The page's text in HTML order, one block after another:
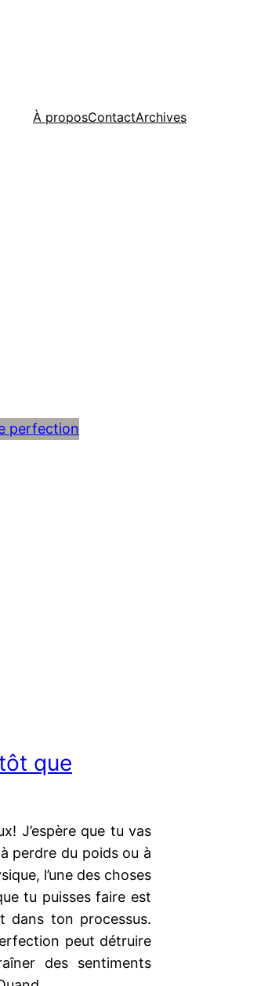
À proposContactArchives
que
J’espère que tu vas
perdre du poids ou à
l’une des choses
tu puisses faire est
dans ton processus.
peut détruire
des sentiments